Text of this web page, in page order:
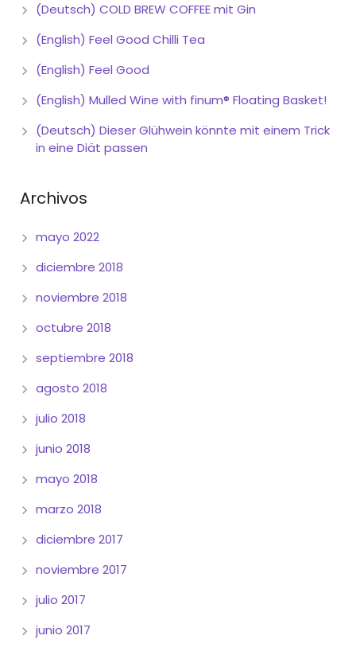
(Deutsch) COLD BREW COFFEE mit Gin
(English) Feel Good Chilli Tea
(English) Feel Good
(English) Mulled Wine with finum® Floating Basket!
(Deutsch) Dieser Glühwein könnte mit einem Trick
in eine Diät passen
Archivos
mayo 2022
diciembre 2018
noviembre 2018
octubre 2018
septiembre 2018
agosto 2018
julio 2018
junio 2018
mayo 2018
marzo 2018
diciembre 2017
noviembre 2017
julio 2017
junio 2017